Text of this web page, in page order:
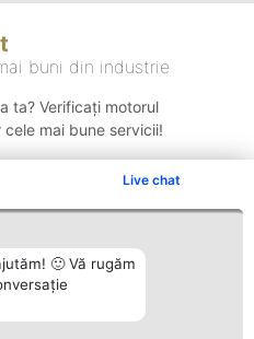
Live chat
🙂 Vă rugăm
buni din industrie
ta? Verificați motorul
mai bune servicii!